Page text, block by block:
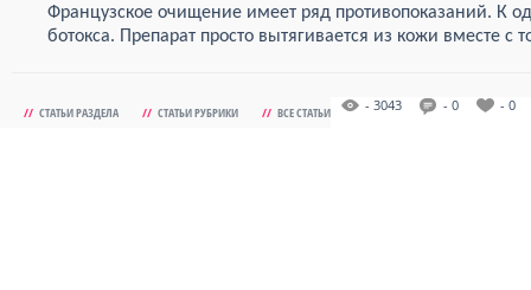
Французское очищение имеет ряд противопоказаний. К
ботокса. Препарат просто вытягивается из кожи вместе с
// СТАТЬИ РАЗДЕЛА // СТАТЬИ РУБРИКИ // ВСЕ СТАТЬИ - 3043 - 0 - 0